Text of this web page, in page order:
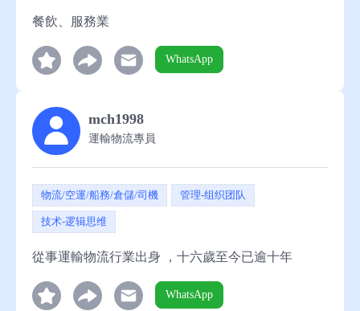
餐飲、服務業
WhatsApp
mch1998
運輸物流專員
物流/空運/船務/倉儲/司機 管理-组织团队
技术-逻辑思维
從事運輸物流行業出身 ，十六歲至今已逾十年
WhatsApp